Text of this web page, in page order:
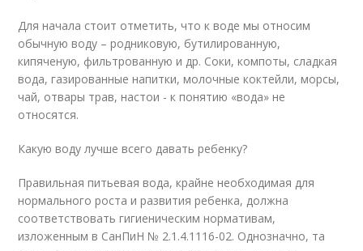
Для начала стоит отметить, что к воде мы относим
обычную воду – родниковую, бутилированную,
кипяченую, фильтрованную и др. Соки, компоты, сладкая
вода, газированные напитки, молочные коктейли, морсы,
чай, отвары трав, настои - к понятию «вода» не
относятся.
Какую воду лучше всего давать ребенку?
Правильная питьевая вода, крайне необходимая для
нормального роста и развития ребенка, должна
соответствовать гигиеническим нормативам,
изложенным в СанПиН № 2.1.4.1116-02. Однозначно, та